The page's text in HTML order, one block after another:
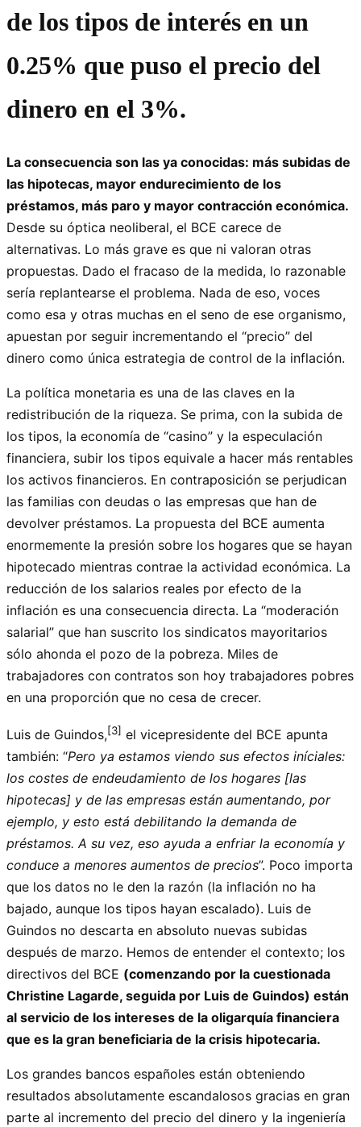
de los tipos de interés en un
0.25% que puso el precio del
dinero en el 3%.
La consecuencia son las ya conocidas: más subidas de
las hipotecas, mayor endurecimiento de los
préstamos, más paro y mayor contracción económica.
Desde su óptica neoliberal, el BCE carece de
alternativas. Lo más grave es que ni valoran otras
propuestas. Dado el fracaso de la medida, lo razonable
sería replantearse el problema. Nada de eso, voces
como esa y otras muchas en el seno de ese organismo,
apuestan por seguir incrementando el “precio” del
dinero como única estrategia de control de la inflación.
La política monetaria es una de las claves en la
redistribución de la riqueza. Se prima, con la subida de
los tipos, la economía de “casino” y la especulación
financiera, subir los tipos equivale a hacer más rentables
los activos financieros. En contraposición se perjudican
las familias con deudas o las empresas que han de
devolver préstamos. La propuesta del BCE aumenta
enormemente la presión sobre los hogares que se hayan
hipotecado mientras contrae la actividad económica. La
reducción de los salarios reales por efecto de la
inflación es una consecuencia directa. La “moderación
salarial” que han suscrito los sindicatos mayoritarios
sólo ahonda el pozo de la pobreza. Miles de
trabajadores con contratos son hoy trabajadores pobres
en una proporción que no cesa de crecer.
Luis de Guindos,[3] el vicepresidente del BCE apunta
también: “Pero ya estamos viendo sus efectos iníciales:
los costes de endeudamiento de los hogares [las
hipotecas] y de las empresas están aumentando, por
ejemplo, y esto está debilitando la demanda de
préstamos. A su vez, eso ayuda a enfriar la economía y
conduce a menores aumentos de precios”. Poco importa
que los datos no le den la razón (la inflación no ha
bajado, aunque los tipos hayan escalado). Luis de
Guindos no descarta en absoluto nuevas subidas
después de marzo. Hemos de entender el contexto; los
directivos del BCE (comenzando por la cuestionada
Christine Lagarde, seguida por Luis de Guindos) están
al servicio de los intereses de la oligarquía financiera
que es la gran beneficiaria de la crisis hipotecaria.
Los grandes bancos españoles están obteniendo
resultados absolutamente escandalosos gracias en gran
parte al incremento del precio del dinero y la ingeniería